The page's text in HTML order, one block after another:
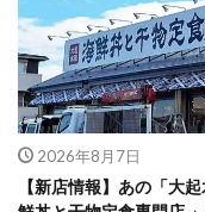
2026年8月7日
【新店情報】あの「大